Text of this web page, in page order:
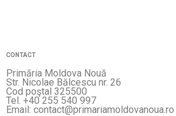
CONTACT
Primăria Moldova Nouă
Str. Nicolae Bălcescu nr. 26
Cod poştal 325500
Tel. +40 255 540 997
Email: contact@primariamoldovanoua.ro